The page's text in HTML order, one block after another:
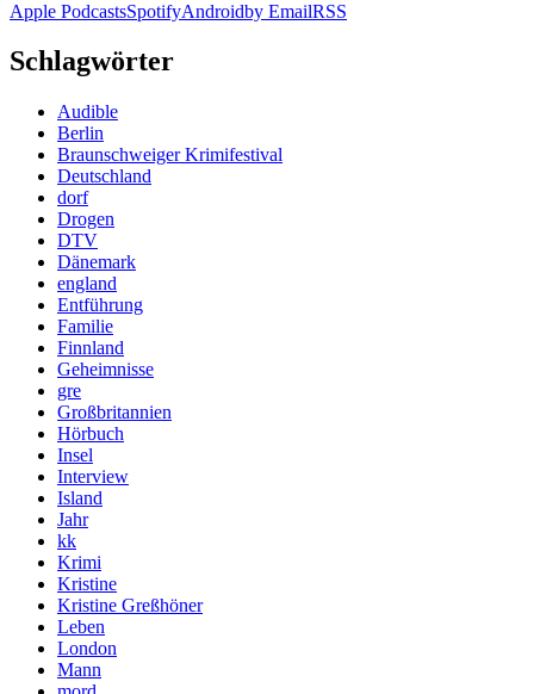
Apple PodcastsSpotifyAndroidby EmailRSS
Schlagwörter
Audible
Berlin
Braunschweiger Krimifestival
Deutschland
dorf
Drogen
DTV
Dänemark
england
Entführung
Familie
Finnland
Geheimnisse
gre
Großbritannien
Hörbuch
Insel
Interview
Island
Jahr
kk
Krimi
Kristine
Kristine Greßhöner
Leben
London
Mann